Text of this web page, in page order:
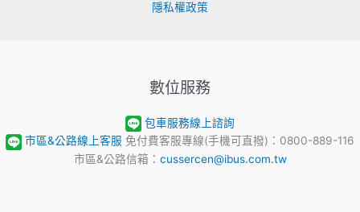
隱私權政策
數位服務
包車服務線上諮詢
市區&公路線上客服 免付費客服專線(手機可直撥)：0800-889-116
市區&公路信箱： cussercen@ibus.com.tw